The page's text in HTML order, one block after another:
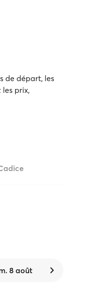
de départ, les
les prix,
8 août